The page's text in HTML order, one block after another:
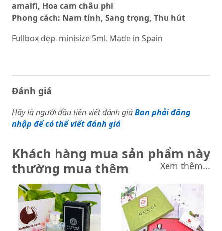
amalfi, Hoa cam châu phi
Phong cách: Nam tính, Sang trọng, Thu hút
Fullbox đẹp, minisize 5ml. Made in Spain
Đánh giá
Hãy là người đầu tiên viết đánh giáBạn phải đăng
nhập để có thể viết đánh giá
Khách hàng mua sản phẩm này
thường mua thêm
Xem thêm...